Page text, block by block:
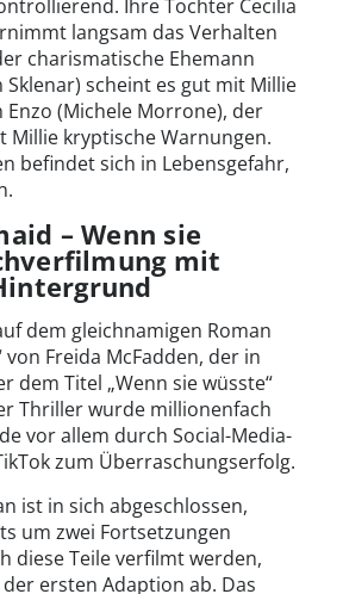
Ihre Tochter Cecilia
langsam das Verhalten
charismatische Ehemann
scheint es gut mit Millie
Enzo (Michele Morrone), der
Millie kryptische Warnungen.
befindet sich in Lebensgefahr,
– Wenn sie
mit
dem gleichnamigen Roman
von Freida McFadden, der in
dem Titel „Wenn sie wüsste“
Thriller wurde millionenfach
vor allem durch Social-Media-
zum Überraschungserfolg.
ist in sich abgeschlossen,
um zwei Fortsetzungen
diese Teile verfilmt werden,
ersten Adaption ab. Das